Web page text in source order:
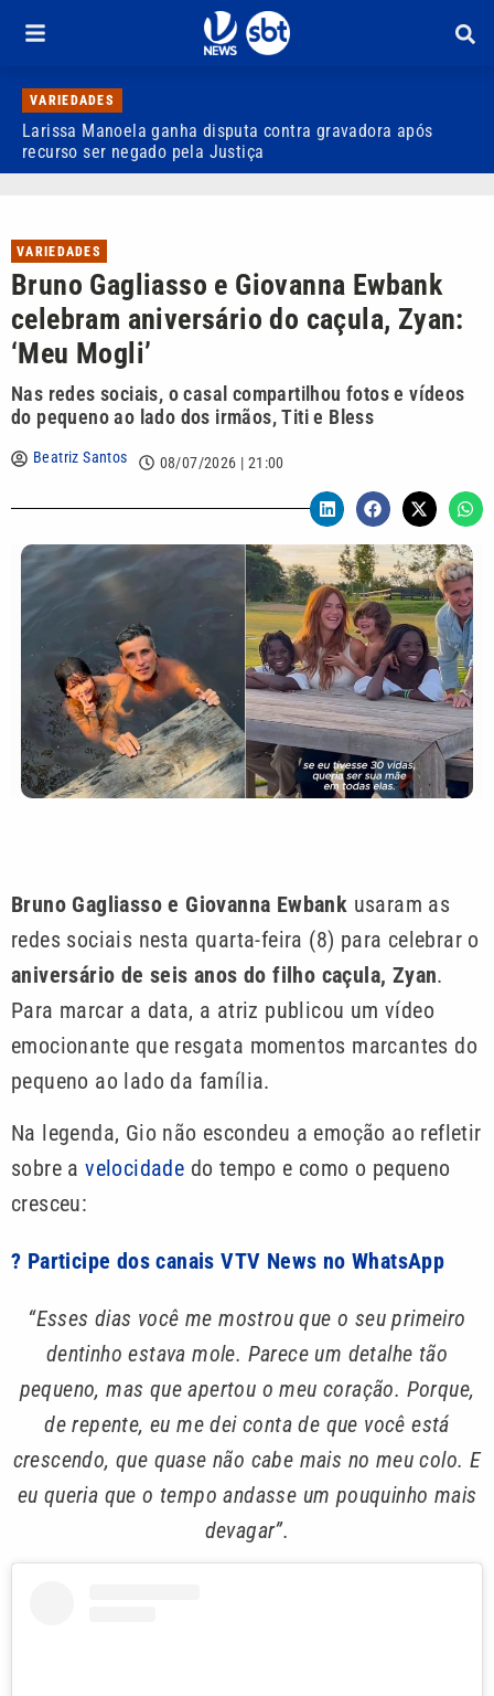
VARIEDADES
Larissa Manoela ganha disputa contra gravadora após
recurso ser negado pela Justiça
VARIEDADES
Bruno Gagliasso e Giovanna Ewbank
celebram aniversário do caçula, Zyan:
‘Meu Mogli’
Nas redes sociais, o casal compartilhou fotos e vídeos
do pequeno ao lado dos irmãos, Titi e Bless
Beatriz Santos 08/07/2026 | 21:00
Bruno Gagliasso e Giovanna Ewbank usaram as
redes sociais nesta quarta-feira (8) para celebrar o
aniversário de seis anos do filho caçula, Zyan.
Para marcar a data, a atriz publicou um vídeo
emocionante que resgata momentos marcantes do
pequeno ao lado da família.
Na legenda, Gio não escondeu a emoção ao refletir
sobre avelocidade do tempo e como o pequeno
cresceu:
? Participe dos canais VTV News no WhatsApp
“Esses dias você me mostrou que o seu primeiro
dentinho estava mole. Parece um detalhe tão
pequeno, mas que apertou o meu coração. Porque,
de repente, eu me dei conta de que você está
crescendo, que quase não cabe mais no meu colo. E
eu queria que o tempo andasse um pouquinho mais
devagar”.